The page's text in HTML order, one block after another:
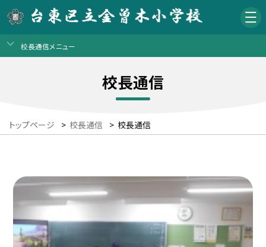
校長通信メニュー
校長通信
トップページ > 校長通信 > 校長通信